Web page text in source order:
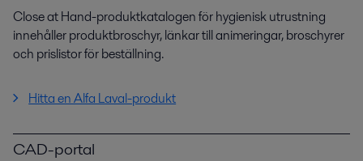
Close at Hand-produktkatalogen för hygienisk utrustning
innehåller produktbroschyr, länkar till animeringar, broschyrer
och prislistor för beställning.
Hitta en Alfa Laval-produkt
CAD-portal